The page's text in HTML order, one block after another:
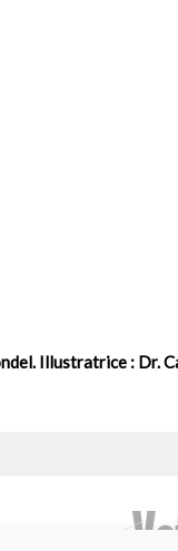
Illustratrice : Dr.